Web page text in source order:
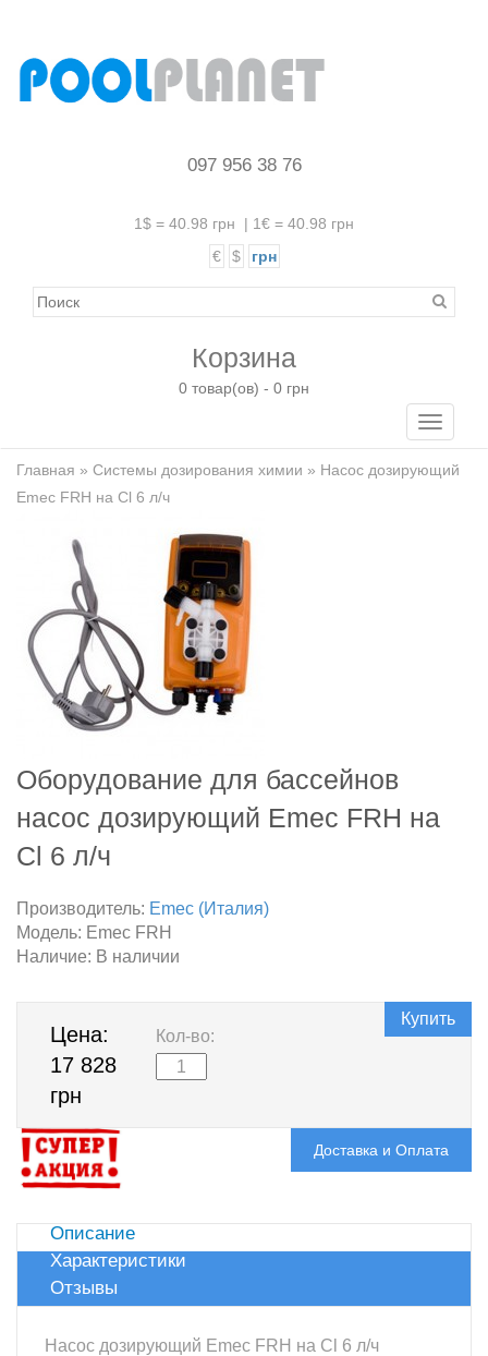
097 956 38 76
1$ = 40.98 грн | 1€ = 40.98 грн
€
$ грн
Корзина
0 товар(ов) - 0 грн
Toggle
Главная » Системы дозирования химии » Насос дозирующий
Emec FRH на Cl 6 л/ч
Оборудование для бассейнов
насос дозирующий Emec FRH на
Cl 6 л/ч
Производитель: Emec (Италия)
Модель: Emec FRH
Наличие: В наличии
Цена:
17 828
грн
Кол-во:
Купить
Доставка и Оплата
Описание
Характеристики
Отзывы
Насос дозирующий Emec FRH на Cl 6 л/ч